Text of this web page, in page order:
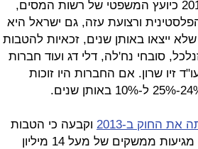
אולם, חוות דעת שהוציא מזרחי, שכיהן עד 2011 כיועץ המשפטי של רשות המסים,
ורצועת עזה, גם ישראל היא
חברות שלא ייצאו באותן שנים, זכאיות להטבות
סובחי נח'לה, דלי דג ועוד חברות
זיו שרון. אם החברות היו זוכות
את החוק ב-2013
וקבעה כי הטבות
המס יינתנו רק לחברות ש-25% מהכנסותיהן מגיעות ממשקים של מעל 14 מיליון